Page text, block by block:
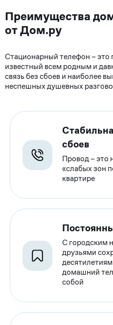
Преимущества
от Дом.ру
Стационарный телефон – это
известный всем родным и
связь без сбоев и наиболее
неспешных душевных
сбоев
Провод – это
«слабых зон
квартире
С городским
друзьями
домашний
собой